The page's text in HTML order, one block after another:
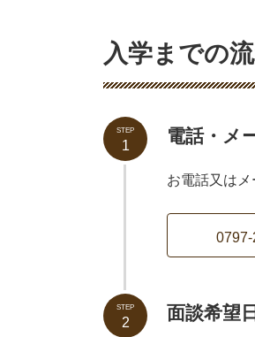
入学までの
電話・メ
お電話又は
0797-
STEP
1
面談希望
STEP
2